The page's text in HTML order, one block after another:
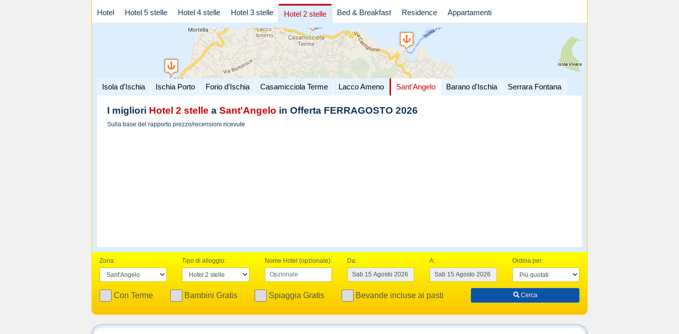
Hotel Hotel 5 stelle Hotel 4 stelle Hotel 3 stelle Hotel 2 stelle Bed & Breakfast Residence Appartamenti
Isola d'Ischia Ischia Porto Forio d'Ischia Casamicciola Terme Lacco Ameno Sant'Angelo Barano d'Ischia Serrara Fontana
I migliori Hotel 2 stelle a Sant'Angelo in Offerta FERRAGOSTO 2026
Sulla base del rapporto prezzo/recensioni ricevute
Zona: Tipo di alloggio: Nome Hotel (opzionale): Da: A: Ordina per:
Con Terme Bambini Gratis Spiaggia Gratis Bevande incluse ai pasti Cerca